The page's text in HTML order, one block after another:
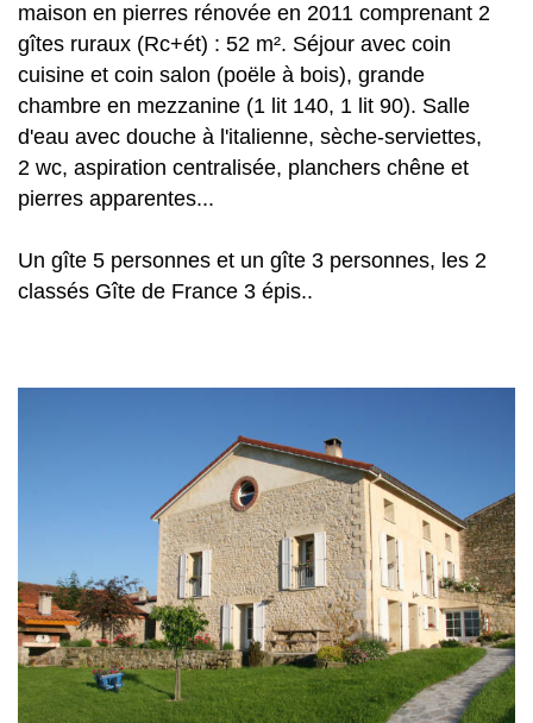
maison en pierres rénovée en 2011 comprenant 2
gîtes ruraux (Rc+ét) : 52 m². Séjour avec coin
cuisine et coin salon (poële à bois), grande
chambre en mezzanine (1 lit 140, 1 lit 90). Salle
d'eau avec douche à l'italienne, sèche-serviettes,
2 wc, aspiration centralisée, planchers chêne et
pierres apparentes...
Un gîte 5 personnes et un gîte 3 personnes, les 2
classés Gîte de France 3 épis..